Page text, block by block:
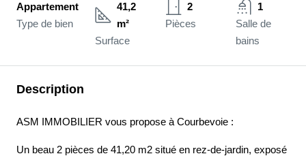
Appartement
Type de bien
41,2
m²
Surface
2
Pièces
1
Salle de
bains
Description
ASM IMMOBILIER vous propose à Courbevoie :
Un beau 2 pièces de 41,20 m2 situé en rez-de-jardin, exposé